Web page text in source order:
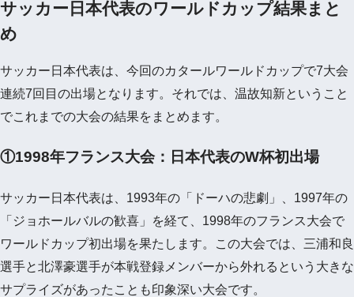
サッカー日本代表のワールドカップ結果まと
め
サッカー日本代表は、今回のカタールワールドカップで7大会
連続7回目の出場となります。それでは、温故知新ということ
でこれまでの大会の結果をまとめます。
①1998年フランス大会：日本代表のW杯初出場
サッカー日本代表は、1993年の「ドーハの悲劇」、1997年の
「ジョホールバルの歓喜」を経て、1998年のフランス大会で
ワールドカップ初出場を果たします。この大会では、三浦和良
選手と北澤豪選手が本戦登録メンバーから外れるという大きな
サプライズがあったことも印象深い大会です。